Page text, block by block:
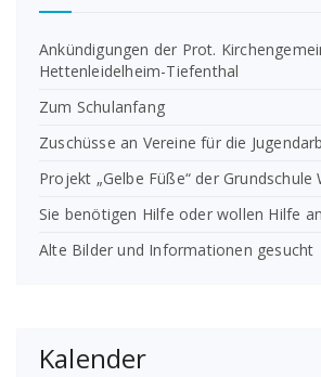
Ankündigungen der Prot.
Hettenleidelheim-Tiefenthal
Zum Schulanfang
Zuschüsse an Vereine für die
Projekt „Gelbe Füße“ der Grundschule
Sie benötigen Hilfe oder wollen Hilfe
Alte Bilder und Informationen gesucht
Kalender